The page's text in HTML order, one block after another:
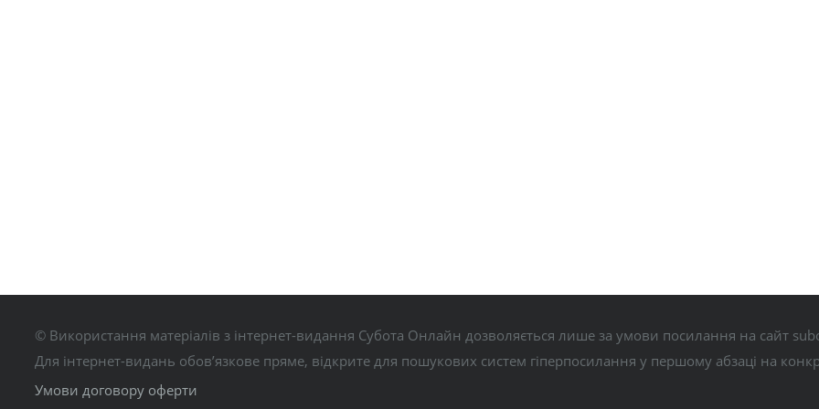
© Використання матеріалів з інтернет-видання Субота Онлайн дозволяється лише за умови посилання на сайт
Для інтернет-видань обов’язкове пряме, відкрите для пошукових систем гіперпосилання у першому абзаці на
Умови договору оферти